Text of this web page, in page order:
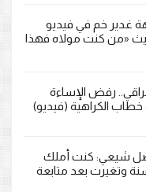
غدير خم في فيديو
«من كنت مولاه فهذا
رفض الإساءة
الكراهية (فيديو)
شيعي: كنت أملك
وتغيرت بعد متابعة